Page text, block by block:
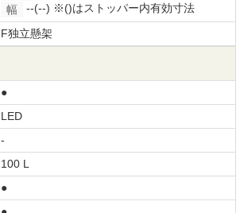
幅
--(--) ※()はストッパー内有効寸法
F独立懸架
●
LED
-
100 L
●